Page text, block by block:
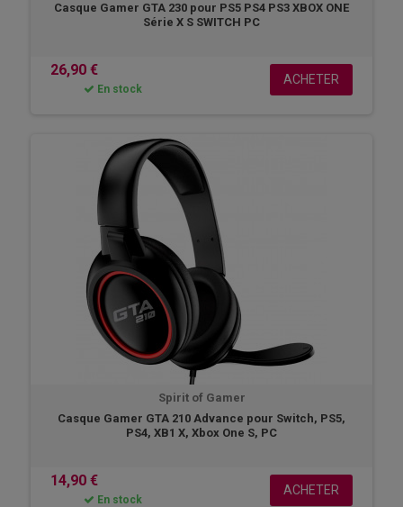
Casque Gamer GTA 230 pour PS5 PS4 PS3 XBOX ONE
Série X S SWITCH PC
26,90 €
En stock
ACHETER
Spirit of Gamer
Casque Gamer GTA 210 Advance pour Switch, PS5,
PS4, XB1 X, Xbox One S, PC
14,90 €
En stock
ACHETER